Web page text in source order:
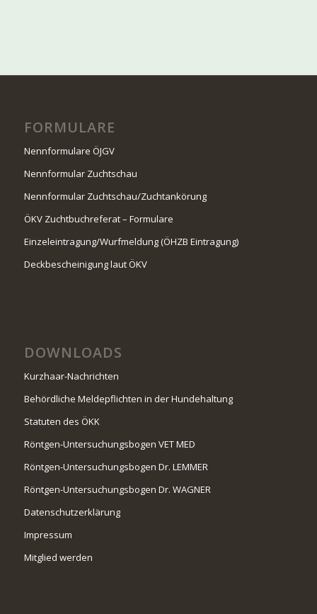
FORMULARE
Nennformulare ÖJGV
Nennformular Zuchtschau
Nennformular Zuchtschau/Zuchtankörung
ÖKV Zuchtbuchreferat – Formulare
Einzeleintragung/Wurfmeldung (ÖHZB Eintragung)
Deckbescheinigung laut ÖKV
DOWNLOADS
Kurzhaar-Nachrichten
Behördliche Meldepflichten in der Hundehaltung
Statuten des ÖKK
Röntgen-Untersuchungsbogen VET MED
Röntgen-Untersuchungsbogen Dr. LEMMER
Röntgen-Untersuchungsbogen Dr. WAGNER
Datenschutzerklärung
Impressum
Mitglied werden